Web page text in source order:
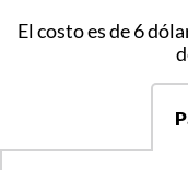
El costo es de 6